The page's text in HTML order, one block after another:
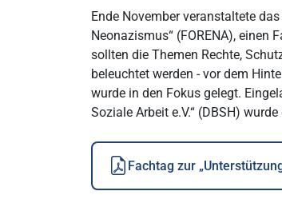
Ende November veranstaltete
Neonazismus“ (FORENA), einen
sollten die Themen Rechte,
beleuchtet werden - vor dem
wurde in den Fokus gelegt.
Soziale Arbeit e.V.“ (DBSH)
Fachtag zur